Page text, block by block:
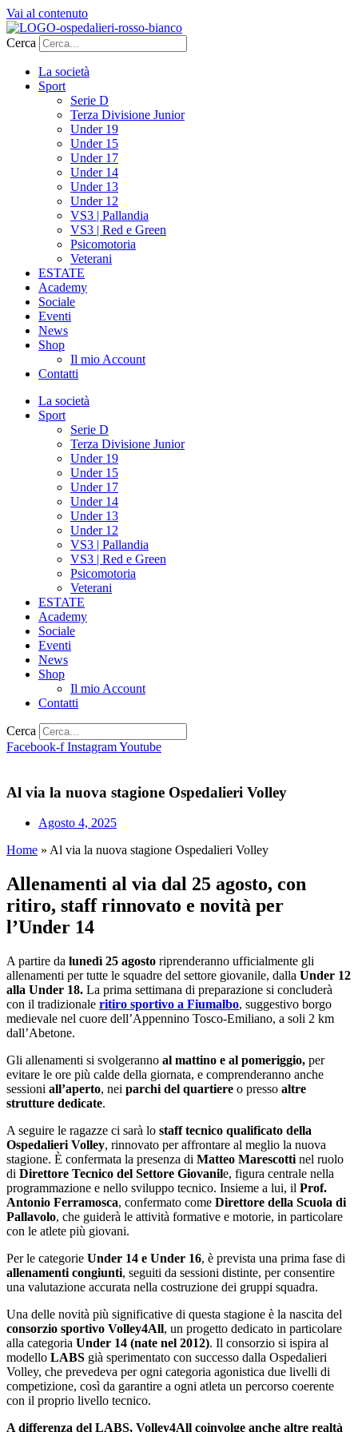
Vai al contenuto
Cerca
La società
Sport
Serie D
Terza Divisione Junior
Under 19
Under 15
Under 17
Under 14
Under 13
Under 12
VS3 | Pallandia
VS3 | Red e Green
Psicomotoria
Veterani
ESTATE
Academy
Sociale
Eventi
News
Shop
Il mio Account
Contatti
La società
Sport
Serie D
Terza Divisione Junior
Under 19
Under 15
Under 17
Under 14
Under 13
Under 12
VS3 | Pallandia
VS3 | Red e Green
Psicomotoria
Veterani
ESTATE
Academy
Sociale
Eventi
News
Shop
Il mio Account
Contatti
Cerca
Facebook-f InstagramYoutube
Al via la nuova stagione Ospedalieri Volley
Agosto 4, 2025
Home » Al via la nuova stagione Ospedalieri Volley
Allenamenti al via dal 25 agosto, con
ritiro, staff rinnovato e novità per
l’Under 14
A partire da lunedì 25 agosto riprenderanno ufficialmente gli
allenamenti per tutte le squadre del settore giovanile, dalla Under 12
alla Under 18. La prima settimana di preparazione si concluderà
con il tradizionale ritiro sportivo a Fiumalbo, suggestivo borgo
medievale nel cuore dell’Appennino Tosco-Emiliano, a soli 2 km
dall’Abetone.
Gli allenamenti si svolgeranno al mattino e al pomeriggio, per
evitare le ore più calde della giornata, e comprenderanno anche
sessioni all’aperto, nei parchi del quartiere o presso altre
strutture dedicate.
A seguire le ragazze ci sarà lo staff tecnico qualificato della
Ospedalieri Volley, rinnovato per affrontare al meglio la nuova
stagione. È confermata la presenza di Matteo Marescotti nel ruolo
di Direttore Tecnico del Settore Giovanile, figura centrale nella
programmazione e nello sviluppo tecnico. Insieme a lui, il Prof.
Antonio Ferramosca, confermato come Direttore della Scuola di
Pallavolo, che guiderà le attività formative e motorie, in particolare
con le atlete più giovani.
Per le categorie Under 14 e Under 16, è prevista una prima fase di
allenamenti congiunti, seguiti da sessioni distinte, per consentire
una valutazione accurata nella costruzione dei gruppi squadra.
Una delle novità più significative di questa stagione è la nascita del
consorzio sportivo Volley4All, un progetto dedicato in particolare
alla categoria Under 14 (nate nel 2012). Il consorzio si ispira al
modello LABS già sperimentato con successo dalla Ospedalieri
Volley, che prevedeva per ogni categoria agonistica due livelli di
competizione, così da garantire a ogni atleta un percorso coerente
con il proprio livello tecnico.
A differenza del LABS, Volley4All coinvolge anche altre realtà